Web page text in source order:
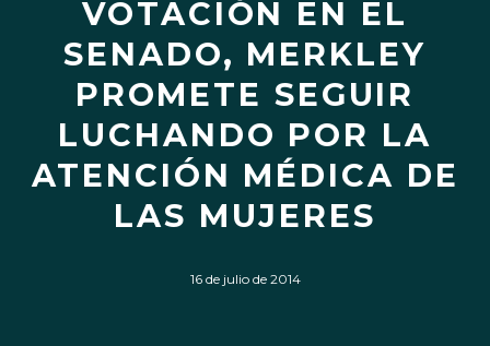
VOTACIÓN EN EL
SENADO, MERKLEY
PROMETE SEGUIR
LUCHANDO POR LA
ATENCIÓN MÉDICA DE
LAS MUJERES
16 de julio de 2014